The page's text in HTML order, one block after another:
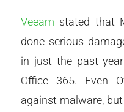
Veeam stated that
done serious
in just the past
Office 365. Even
against malware,